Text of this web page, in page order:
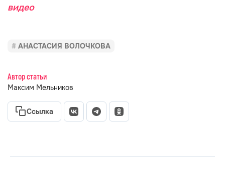
видео
АНАСТАСИЯ ВОЛОЧКОВА
Автор статьи
Максим Мельников
Ссылка